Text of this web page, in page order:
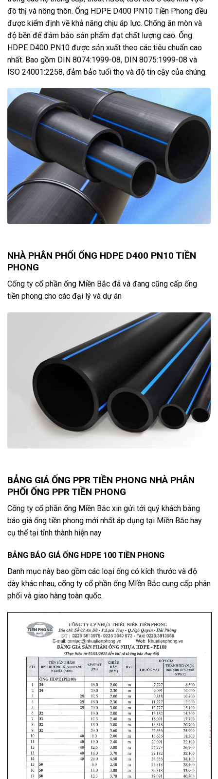
đô thị và nông thôn. Ống HDPE D400 PN10 Tiền Phong đều
được kiểm định về khả năng chịu áp lực. Chống ăn mòn và
độ bền để đảm bảo sản phẩm đạt chất lượng cao. Ống
HDPE D400 PN10 được sản xuất theo các tiêu chuẩn cao
nhất. Bao gồm DIN 8074:1999-08, DIN 8075:1999-08 và
ISO 24001:2258, đảm bảo tuổi thọ và độ tin cậy của chúng.
NHÀ PHÂN PHỐI ỐNG HDPE D400 PN10 TIỀN
PHONG
Cống ty cổ phần ống Miền Bắc đã và đang cũng cấp ống
tiền phong cho các đại lý và dự án
BẢNG GIÁ ỐNG PPR TIỀN PHONG NHÀ PHÂN
PHỐI ỐNG PPR TIỀN PHONG
Cống ty cổ phần ống Miền Bắc xin gửi tới quý khách bảng
báo giá ống tiền phong mới nhất áp dụng tại Miền Bắc hay
cụ thể tại tỉnh thành hiện nay
BẢNG BÁO GIÁ ỐNG HDPE 100 TIỀN PHONG
Danh mục này bao gồm các loại ống có kích thước và độ
dày khác nhau, cống ty cổ phần ống MIền Bắc cung cấp phân
phối và giao hàng toàn quốc.